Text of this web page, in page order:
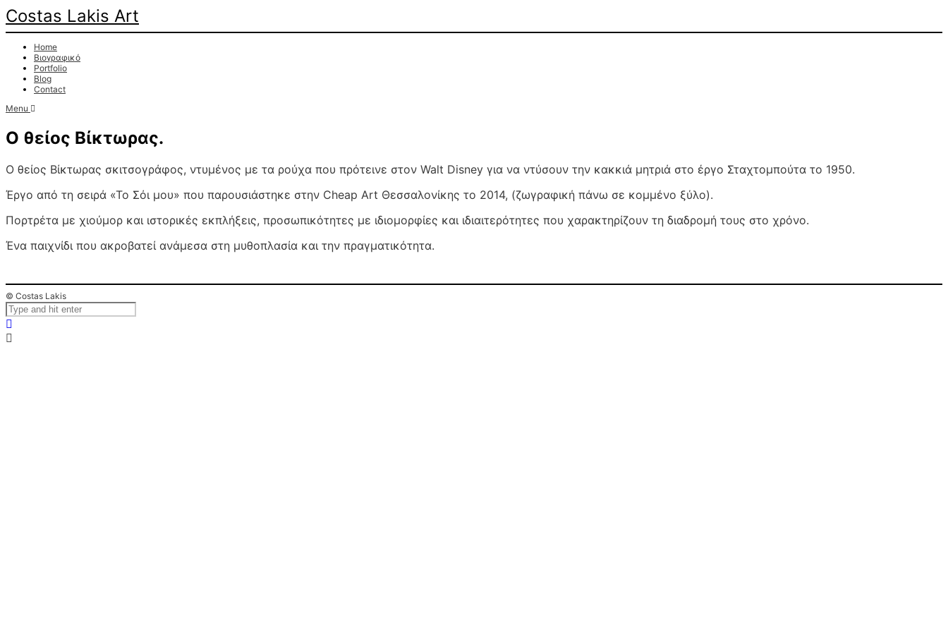
Costas Lakis Art
Home
Βιογραφικό
Portfolio
Blog
Contact
Menu
Ο θείος Βίκτωρας.
Ο θείος Βίκτωρας σκιτσογράφος, ντυμένος με τα ρούχα που πρότεινε στον Walt Disney για να ντύσουν την κακκιά μητριά στο έργο Σταχτομπούτα το 1950.
Έργο από τη σειρά «Το Σόι μου» που παρουσιάστηκε στην Cheap Art Θεσσαλονίκης το 2014, (ζωγραφική πάνω σε κομμένο ξύλο).
Πορτρέτα με χιούμορ και ιστορικές εκπλήξεις, προσωπικότητες με ιδιομορφίες και ιδιαιτερότητες που χαρακτηρίζουν τη διαδρομή τους στο χρόνο.
Ένα παιχνίδι που ακροβατεί ανάμεσα στη μυθοπλασία και την πραγματικότητα.
© Costas Lakis